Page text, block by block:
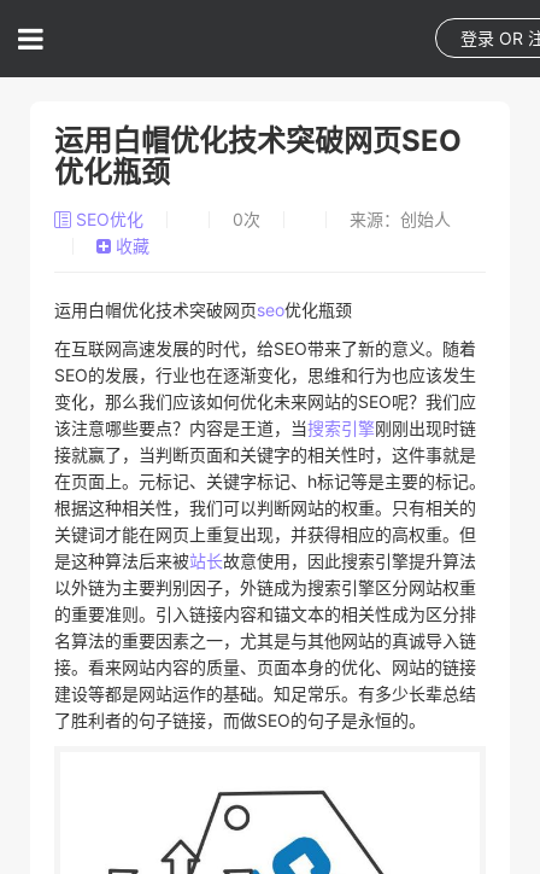
登录 OR
运用白帽优化技术突破网页SEO
优化瓶颈
SEO优化 0次
来源：创始人
收藏
运用白帽优化技术突破网页seo优化瓶颈
在互联网高速发展的时代，给SEO带来了新的意义。随着
SEO的发展，行业也在逐渐变化，思维和行为也应该发生
变化，那么我们应该如何优化未来网站的SEO呢？我们应
该注意哪些要点？内容是王道，当搜索引擎刚刚出现时链
接就赢了，当判断页面和关键字的相关性时，这件事就是
在页面上。元标记、关键字标记、h标记等是主要的标记。
根据这种相关性，我们可以判断网站的权重。只有相关的
关键词才能在网页上重复出现，并获得相应的高权重。但
是这种算法后来被站长故意使用，因此搜索引擎提升算法
以外链为主要判别因子，外链成为搜索引擎区分网站权重
的重要准则。引入链接内容和锚文本的相关性成为区分排
名算法的重要因素之一，尤其是与其他网站的真诚导入链
接。看来网站内容的质量、页面本身的优化、网站的链接
建设等都是网站运作的基础。知足常乐。有多少长辈总结
了胜利者的句子链接，而做SEO的句子是永恒的。